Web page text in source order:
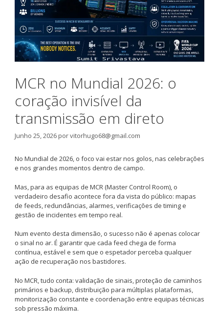
MCR no Mundial 2026: o
coração invisível da
transmissão em direto
Junho 25, 2026porvitorhugo68@gmail.com
No Mundial de 2026, o foco vai estar nos golos, nas celebrações
e nos grandes momentos dentro de campo.
Mas, para as equipas de MCR (Master Control Room), o
verdadeiro desafio acontece fora da vista do público: mapas
de feeds, redundâncias, alarmes, verificações de timing e
gestão de incidentes em tempo real.
Num evento desta dimensão, o sucesso não é apenas colocar
o sinal no ar. É garantir que cada feed chega de forma
contínua, estável e sem que o espetador perceba qualquer
ação de recuperação nos bastidores.
No MCR, tudo conta: validação de sinais, proteção de caminhos
primários e backup, distribuição para múltiplas plataformas,
monitorização constante e coordenação entre equipas técnicas
sob pressão máxima.